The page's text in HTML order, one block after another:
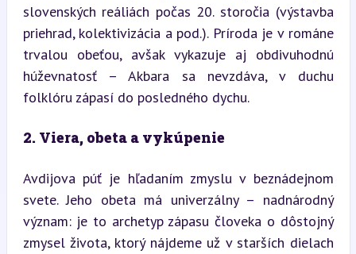
slovenských reáliách počas 20. storočia (výstavba
priehrad, kolektivizácia a pod.). Príroda je v románe
trvalou obeťou, avšak vykazuje aj obdivuhodnú
húževnatosť – Akbara sa nevzdáva, v duchu
folklóru zápasí do posledného dychu.
2. Viera, obeta a vykúpenie
Avdijova púť je hľadaním zmyslu v beznádejnom
svete. Jeho obeta má univerzálny – nadnárodný
význam: je to archetyp zápasu človeka o dôstojný
zmysel života, ktorý nájdeme už v starších dielach